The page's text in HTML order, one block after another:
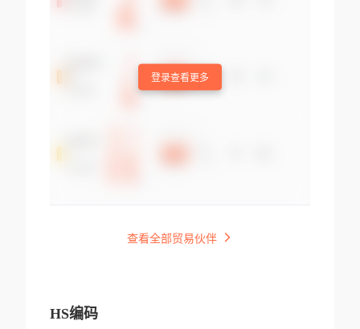
登录查看更多
查看全部贸易伙伴
HS编码